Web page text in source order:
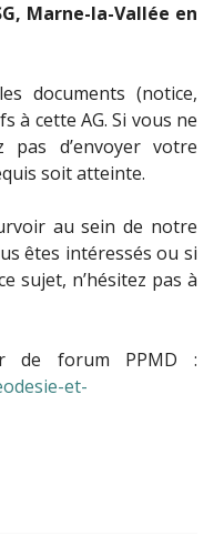
Marne-la-Vallée en
documents (notice,
à cette AG. Si vous ne
pas d’envoyer votre
soit atteinte.
au sein de notre
êtes intéressés ou si
sujet, n’hésitez pas à
de forum PPMD :
et-